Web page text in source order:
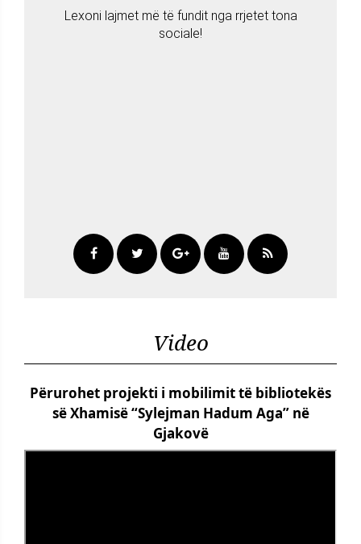
Lexoni lajmet më të fundit nga rrjetet tona
sociale!
Video
Përurohet projekti i mobilimit të bibliotekës
së Xhamisë “Sylejman Hadum Aga” në
Gjakovë